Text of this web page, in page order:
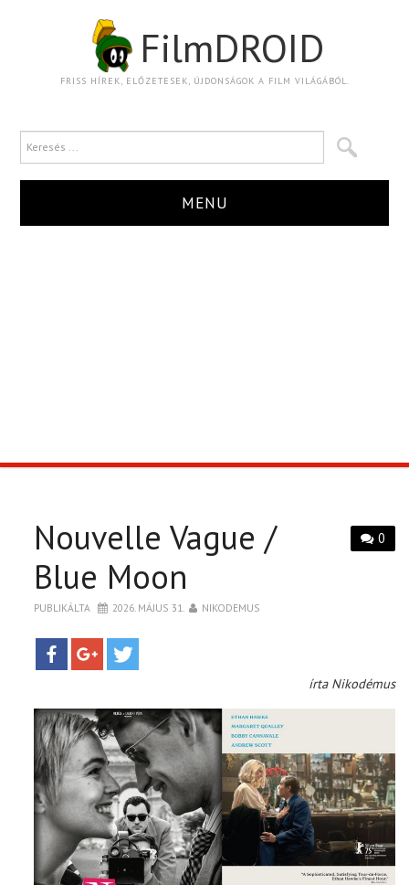
FilmDROID
FRISS HÍREK, ELŐZETESEK, ÚJDONSÁGOK A FILM VILÁGÁBÓL.
MENU
PÓLÓ RENDELÉS
0
Nouvelle Vague /
Blue Moon
PUBLIKÁLTA 2026. MÁJUS 31. NIKODEMUS
írta Nikodémus